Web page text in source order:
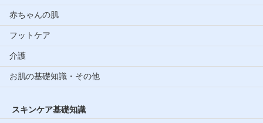
赤ちゃんの肌
フットケア
介護
お肌の基礎知識・その他
スキンケア基礎知識